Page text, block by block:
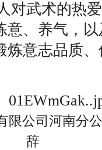
对武术的热
意、养气，
炼意志品质
限公司河南分
辞